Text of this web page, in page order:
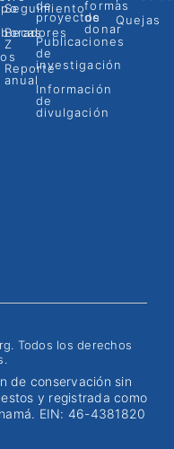
Seguimiento
Becas
Z
Reporte
anual
de
proyectos
Publicaciones
de
investigación
Información
de
divulgación
formas
de
donar
Quejas
Todos los derechos
de conservación sin
y registrada como
EIN: 46-4381820